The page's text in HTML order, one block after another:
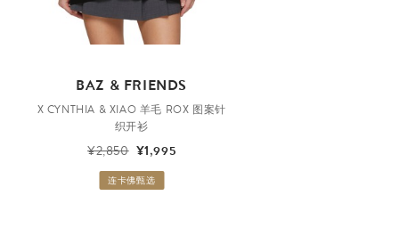
BAZ & FRIENDS
X CYNTHIA & XIAO 羊毛 ROX 图案针
织开衫
¥2,850 ¥1,995
连卡佛甄选